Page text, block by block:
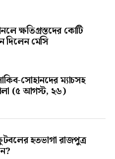
ক্ষতিগ্রস্তদের কোটি
দিলেন মেসি
সোহানদের ম্যাচসহ
(৫ আগস্ট, ২৬)
হতভাগা রাজপুত্র